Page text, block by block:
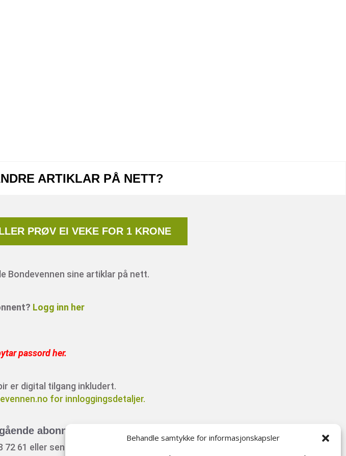
Behandle samtykke for informasjonskapsler
ARTIKLAR PÅ NETT?
PRØV EI VEKE FOR 1 KRONE
Bondevennen sine artiklar på nett.
Logg inn her
passord her.
er digital tilgang inkludert.
for innloggingsdetaljer.
abonnement?
61 eller send ein e-post til